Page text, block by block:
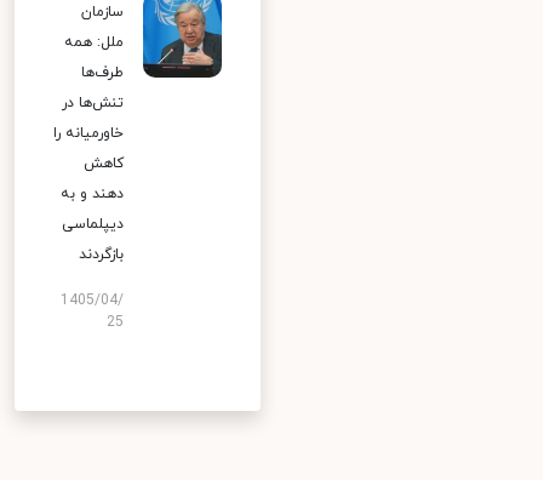
سازمان
ملل: همه
طرف‌ها
تنش‌ها در
خاورمیانه را
کاهش
دهند و به
دیپلماسی
بازگردند
1405/04/
25